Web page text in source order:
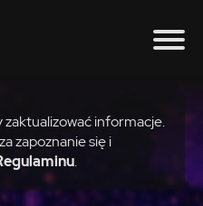
zaktualizować informacje.
zapoznanie się i
.